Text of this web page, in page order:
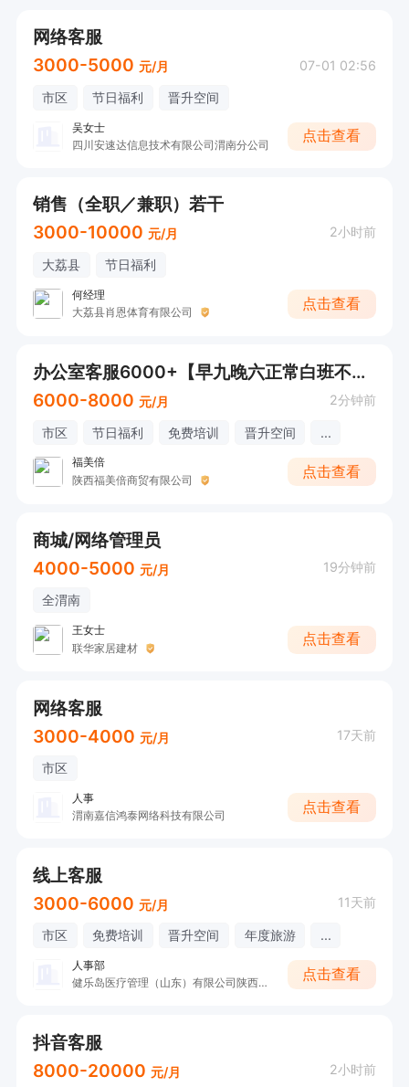
网络客服
3000-5000 元/月 07-01 02:56
市区 节日福利 晋升空间
吴女士
四川安速达信息技术有限公司渭南分公司
点击查看
销售（全职／兼职）若干
3000-10000 元/月 2小时前
大荔县 节日福利
何经理
大荔县肖恩体育有限公司
点击查看
办公室客服6000+【早九晚六正常白班不加班】
6000-8000 元/月 2分钟前
市区 节日福利 免费培训 晋升空间 ...
福美倍
陕西福美倍商贸有限公司
点击查看
商城/网络管理员
4000-5000 元/月 19分钟前
全渭南
王女士
联华家居建材
点击查看
网络客服
3000-4000 元/月 17天前
市区
人事
渭南嘉信鸿泰网络科技有限公司
点击查看
线上客服
3000-6000 元/月 11天前
市区 免费培训 晋升空间 年度旅游 ...
人事部
健乐岛医疗管理（山东）有限公司陕西分公司
点击查看
抖音客服
8000-20000 元/月 2小时前